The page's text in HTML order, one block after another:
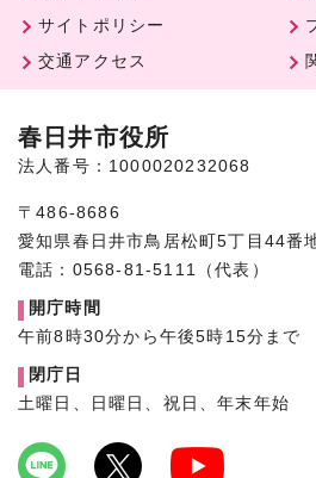
サイトポリシー
交通アクセス
春日井市役所
法人番号：1000020232068
〒486-8686
愛知県春日井市鳥居松町5丁目44番
電話：0568-81-5111（代表）
開庁時間
午前8時30分から午後5時15分まで
閉庁日
土曜日、日曜日、祝日、年末年始